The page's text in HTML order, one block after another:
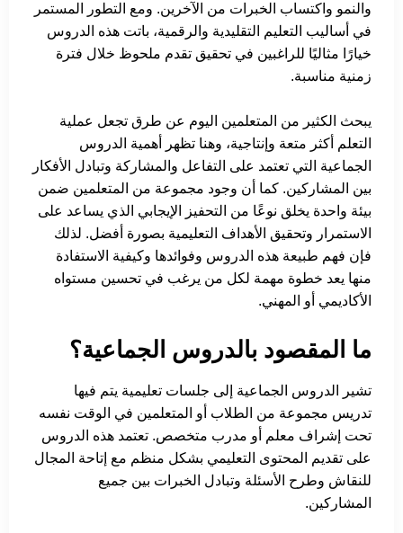
والنمو واكتساب الخبرات من الآخرين. ومع التطور المستمر
في أساليب التعليم التقليدية والرقمية، باتت هذه الدروس
خيارًا مثاليًا للراغبين في تحقيق تقدم ملحوظ خلال فترة
زمنية مناسبة.
يبحث الكثير من المتعلمين اليوم عن طرق تجعل عملية
التعلم أكثر متعة وإنتاجية، وهنا تظهر أهمية الدروس
الجماعية التي تعتمد على التفاعل والمشاركة وتبادل الأفكار
بين المشاركين. كما أن وجود مجموعة من المتعلمين ضمن
بيئة واحدة يخلق نوعًا من التحفيز الإيجابي الذي يساعد على
الاستمرار وتحقيق الأهداف التعليمية بصورة أفضل. لذلك
فإن فهم طبيعة هذه الدروس وفوائدها وكيفية الاستفادة
منها يعد خطوة مهمة لكل من يرغب في تحسين مستواه
الأكاديمي أو المهني.
ما المقصود بالدروس الجماعية؟
تشير الدروس الجماعية إلى جلسات تعليمية يتم فيها
تدريس مجموعة من الطلاب أو المتعلمين في الوقت نفسه
تحت إشراف معلم أو مدرب متخصص. تعتمد هذه الدروس
على تقديم المحتوى التعليمي بشكل منظم مع إتاحة المجال
للنقاش وطرح الأسئلة وتبادل الخبرات بين جميع
المشاركين.